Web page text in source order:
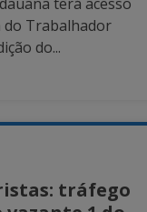
do Trabalhador
do...
tráfego